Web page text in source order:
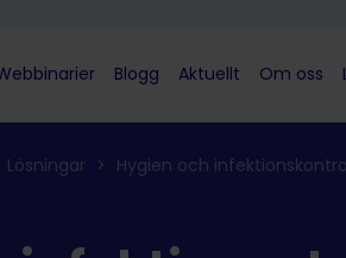
Blogg Aktuellt Om oss
Lösningar > Hygien och